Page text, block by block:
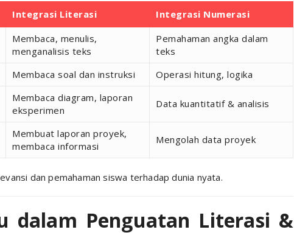
Integrasi Literasi Integrasi Numerasi
Membaca, menulis,
menganalisis teks
Pemahaman angka dalam
teks
Membaca soal dan instruksi Operasi hitung, logika
Membaca diagram, laporan
eksperimen
Data kuantitatif & analisis
Membuat laporan proyek,
membaca informasi
Mengolah data proyek
dan pemahaman siswa terhadap dunia nyata.
dalam Penguatan Literasi &